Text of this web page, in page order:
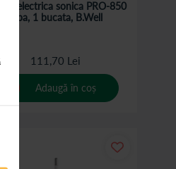
electrica sonica PRO-850
Alba, 1 bucata, B.Well
111,70 Lei
Adaugă în coș